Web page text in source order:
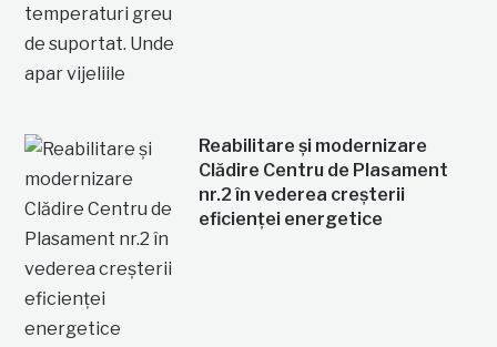
Reabilitare și modernizare
Clădire Centru de Plasament
nr.2 în vederea creșterii
eficienței energetice